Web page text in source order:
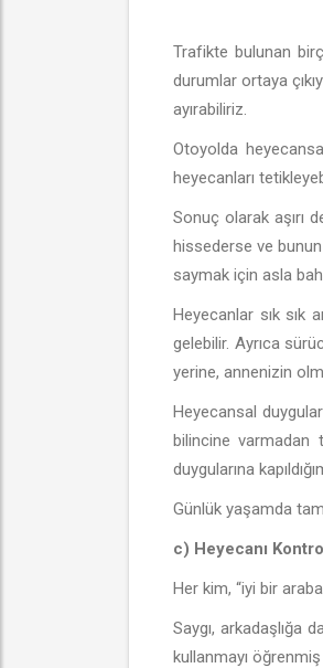
Trafikte bulunan
durumlar ortaya
ayırabiliriz.
Otoyolda
heyecanları
Sonuç olarak aşırı
hissederse ve
saymak için asla
Heyecanlar sık sık
gelebilir. Ayrıca
yerine, annenizin
Heyecansal
bilincine varmadan
duygularına
Günlük yaşamda
c) Heyecanı
Her kim, “iyi bir
Saygı, arkadaşlığa
kullanmayı